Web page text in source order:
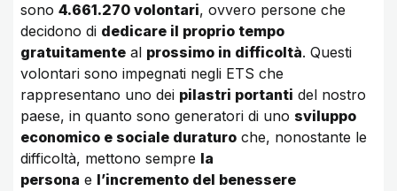
sono 4.661.270 volontari, ovvero persone che
decidono di dedicare il proprio tempo
gratuitamente al prossimo in difficoltà. Questi
volontari sono impegnati negli ETS che
rappresentano uno dei pilastri portanti del nostro
paese, in quanto sono generatori di uno sviluppo
economico e sociale duraturo che, nonostante le
difficoltà, mettono sempre la
persona e l’incremento del benessere